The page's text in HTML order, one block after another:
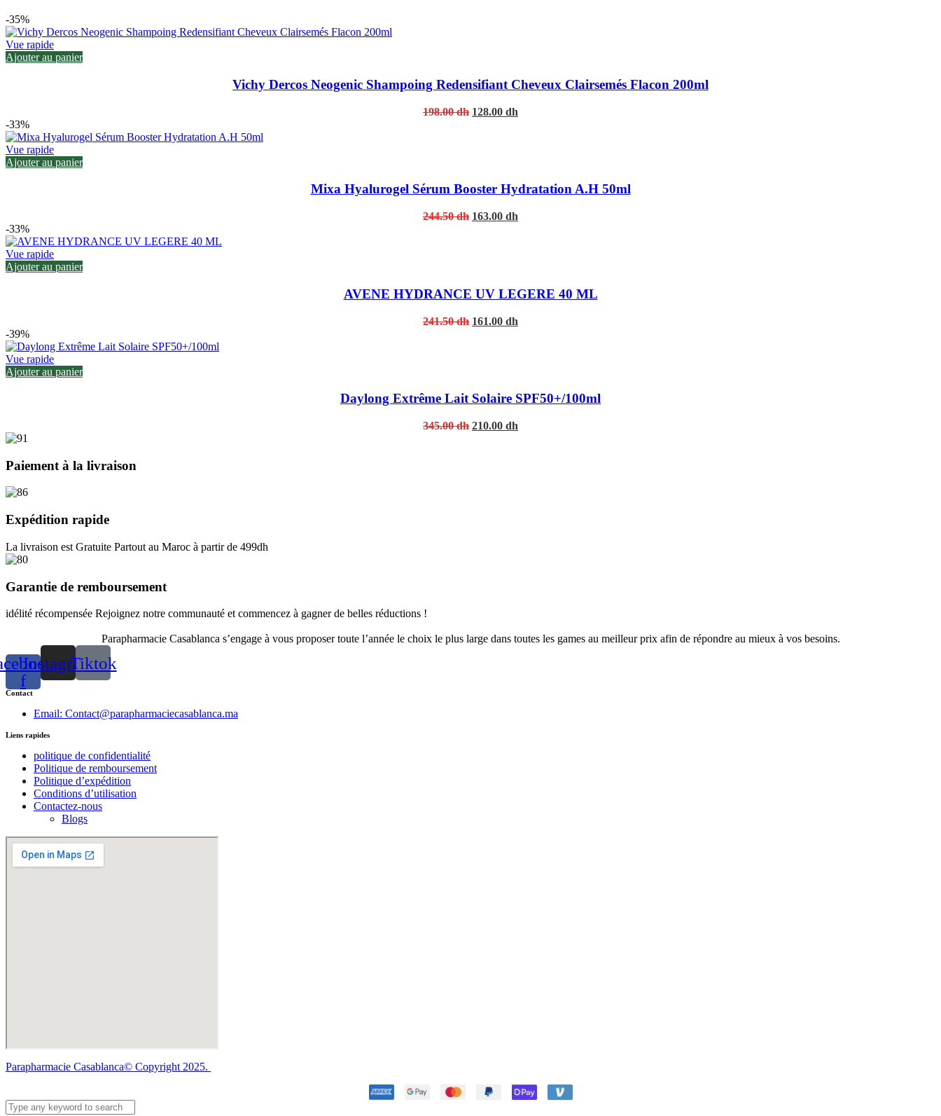
-35%
Vue rapide
Ajouter au panier
Vichy Dercos Neogenic Shampoing Redensifiant Cheveux Clairsemés Flacon 200ml
198.00dh Original
128.00 dh
-33%
Vue rapide
Ajouter au panier
Mixa Hyalurogel Sérum Booster Hydratation A.H 50ml
244.50dh Original
163.00 dh
-33%
Vue rapide
Ajouter au panier
AVENE HYDRANCE UV LEGERE 40 ML
241.50dh Original
161.00 dh
-39%
Vue rapide
Ajouter au panier
Daylong Extrême Lait Solaire SPF50+/100ml
345.00dh Original
210.00 dh
Paiement à la livraison
Expédition rapide
La livraison est Gratuite Partout au Maroc à partir de 499dh
Garantie de remboursement
idélité récompensée Rejoignez notre communauté et commencez à gagner de belles réductions !
Parapharmacie Casablanca s’engage à vous proposer toute l’année le choix le plus large dans toutes les games au meilleur prix afin de répondre au mieux à vos besoins.
f
InstagramTiktok
Contact
Email: Contact@parapharmaciecasablanca.ma
Liens rapides
politique de confidentialité
Politique de remboursement
Politique d’expédition
Conditions d’utilisation
Contactez-nous
Blogs
Parapharmacie Casablanca© Copyright 2025.